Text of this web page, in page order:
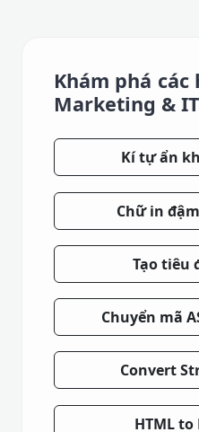
Khám phá
Marketing &
Kí tự ẩn
Chữ in
Tạo tiêu
Chuyển mã
Convert
HTML to